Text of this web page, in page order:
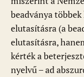
beadványa
elutasításra (a
elutasításra,
kérték a
nyelvű – ad